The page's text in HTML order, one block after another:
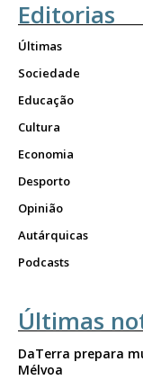
Editorias
Últimas
Sociedade
Educação
Cultura
Economia
Desporto
Opinião
Autárquicas
Podcasts
Últimas
DaTerra prepara
Mélvoa